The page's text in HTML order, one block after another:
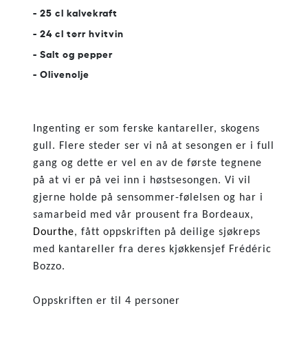
- 25 cl kalvekraft
- 24 cl tørr hvitvin
- Salt og pepper
- Olivenolje
Ingenting er som ferske kantareller, skogens
gull. Flere steder ser vi nå at sesongen er i full
gang og dette er vel en av de første tegnene
på at vi er på vei inn i høstsesongen. Vi vil
gjerne holde på sensommer-følelsen og har i
samarbeid med vår prousent fra Bordeaux,
Dourthe, fått oppskriften på deilige sjøkreps
med kantareller fra deres kjøkkensjef Frédéric
Bozzo.
Oppskriften er til 4 personer